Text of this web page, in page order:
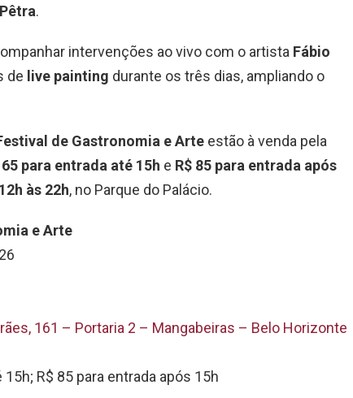
Pêtra.
intervenções ao vivo com o artista Fábio
de live painting durante os três dias, ampliando o
de Gastronomia e Arte estão à venda pela
65 para entrada até 15h e R$ 85 para entrada após
12h às 22h, no Parque do Palácio.
e Arte
161 – Portaria 2 – Mangabeiras – Belo Horizonte
15h; R$ 85 para entrada após 15h